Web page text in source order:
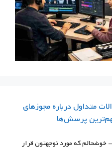
متداول درباره مجوزهای
پرسش‌ها
که مورد توجهتون قرار